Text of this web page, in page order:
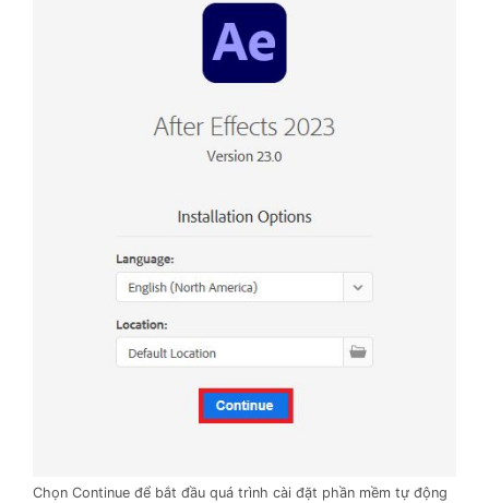
Chọn Continue để bắt đầu quá trình cài đặt phần mềm tự động